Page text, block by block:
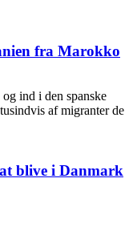
fra Marokko
ind i den spanske
af migranter de
blive i Danmark